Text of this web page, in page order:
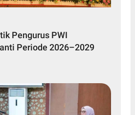
Pengurus PWI
Periode 2026–2029